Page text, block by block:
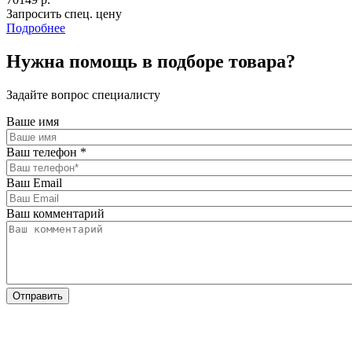
Запросить спец. цену
Подробнее
Нужна помощь в подборе товара?
Задайте вопрос специалисту
Ваше имя
Ваш телефон *
Ваш Email
Ваш комментарий